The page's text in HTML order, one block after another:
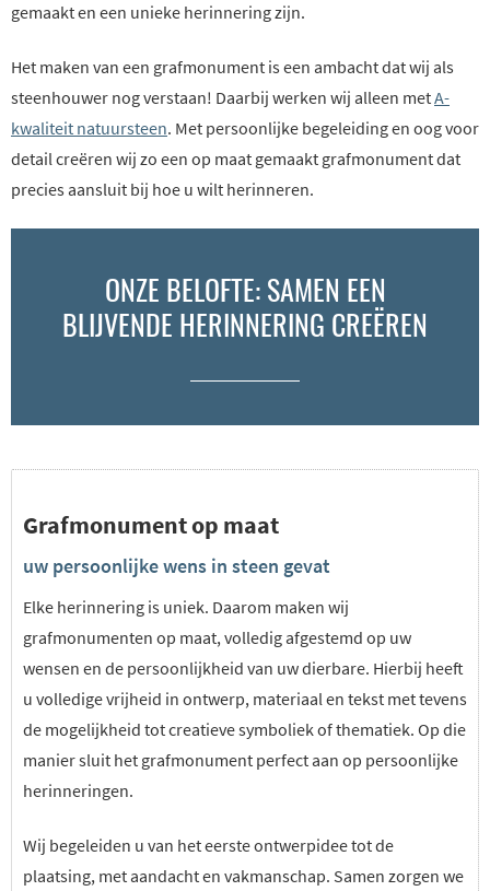
gemaakt en een unieke herinnering zijn.
Het maken van een grafmonument is een ambacht dat wij als
steenhouwer nog verstaan! Daarbij werken wij alleen metA-
kwaliteit natuursteen. Met persoonlijke begeleiding en oog voor
detail creëren wij zo een op maat gemaakt grafmonument dat
precies aansluit bij hoe u wilt herinneren.
ONZE BELOFTE: SAMEN EEN
BLIJVENDE HERINNERING CREËREN
Grafmonument op maat
uw persoonlijke wens in steen gevat
Elke herinnering is uniek. Daarom maken wij
grafmonumenten op maat, volledig afgestemd op uw
wensen en de persoonlijkheid van uw dierbare. Hierbij heeft
u volledige vrijheid in ontwerp, materiaal en tekst met tevens
de mogelijkheid tot creatieve symboliek of thematiek. Op die
manier sluit het grafmonument perfect aan op persoonlijke
herinneringen.
Wij begeleiden u van het eerste ontwerpidee tot de
plaatsing, met aandacht en vakmanschap. Samen zorgen we